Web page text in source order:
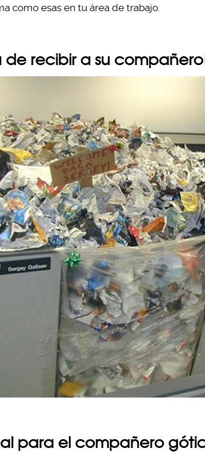
como esas en tu área de trabajo.
de recibir a su
para el compañero